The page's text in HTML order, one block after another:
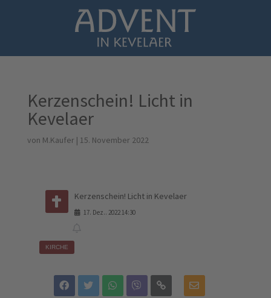
Kerzenschein! Licht in
Kevelaer
von M.Kaufer | 15. November 2022
Kerzenschein! Licht in Kevelaer
17. Dez.. 202214:30
KIRCHE